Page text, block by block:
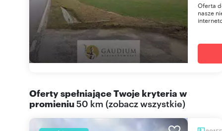
Oferta
nasze
Oferty spełniające Twoje kryteria w
promieniu50 km (zobacz wszystkie)